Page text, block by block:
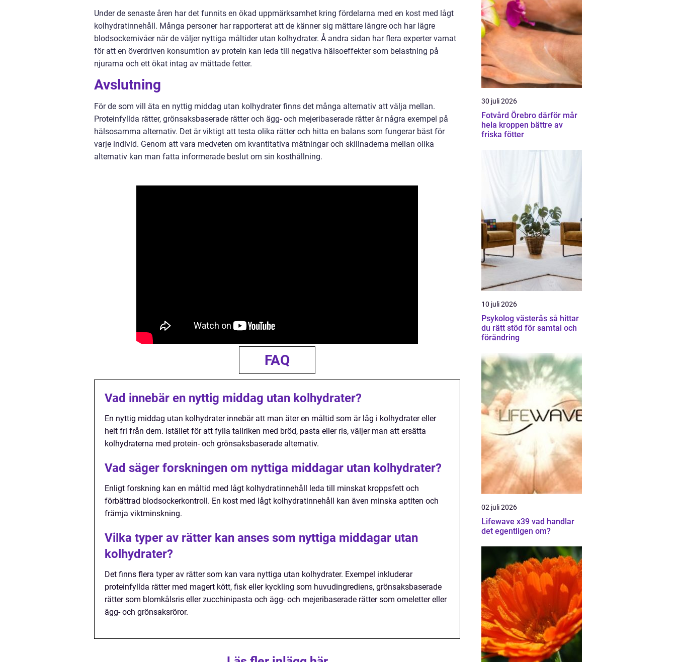
Under de senaste åren har det funnits en ökad uppmärksamhet kring fördelarna med en kost med lågt
kolhydratinnehåll. Många personer har rapporterat att de känner sig mättare längre och har lägre
blodsockernivåer när de väljer nyttiga måltider utan kolhydrater. Å andra sidan har flera experter varnat
för att en överdriven konsumtion av protein kan leda till negativa hälsoeffekter som belastning på
njurarna och ett ökat intag av mättade fetter.
Avslutning
För de som vill äta en nyttig middag utan kolhydrater finns det många alternativ att välja mellan.
Proteinfyllda rätter, grönsaksbaserade rätter och ägg- och mejeribaserade rätter är några exempel på
hälsosamma alternativ. Det är viktigt att testa olika rätter och hitta en balans som fungerar bäst för
varje individ. Genom att vara medveten om kvantitativa mätningar och skillnaderna mellan olika
alternativ kan man fatta informerade beslut om sin kosthållning.
FAQ
Vad innebär en nyttig middag utan kolhydrater?
En nyttig middag utan kolhydrater innebär att man äter en måltid som är låg i kolhydrater eller
helt fri från dem. Istället för att fylla tallriken med bröd, pasta eller ris, väljer man att ersätta
kolhydraterna med protein- och grönsaksbaserade alternativ.
Vad säger forskningen om nyttiga middagar utan kolhydrater?
Enligt forskning kan en måltid med lågt kolhydratinnehåll leda till minskat kroppsfett och
förbättrad blodsockerkontroll. En kost med lågt kolhydratinnehåll kan även minska aptiten och
främja viktminskning.
Vilka typer av rätter kan anses som nyttiga middagar utan
kolhydrater?
Det finns flera typer av rätter som kan vara nyttiga utan kolhydrater. Exempel inkluderar
proteinfyllda rätter med magert kött, fisk eller kyckling som huvudingrediens, grönsaksbaserade
rätter som blomkålsris eller zucchinipasta och ägg- och mejeribaserade rätter som omeletter eller
ägg- och grönsaksröror.
30 juli 2026
Fotvård Örebro därför mår
hela kroppen bättre av
friska fötter
10 juli 2026
Psykolog västerås så hittar
du rätt stöd för samtal och
förändring
02 juli 2026
Lifewave x39 vad handlar
det egentligen om?